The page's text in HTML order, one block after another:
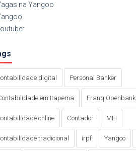
na Yangoo
digital Personal Banker
em Itapema Franq Openbank
online Contador MEI
tradicional irpf Yangoo